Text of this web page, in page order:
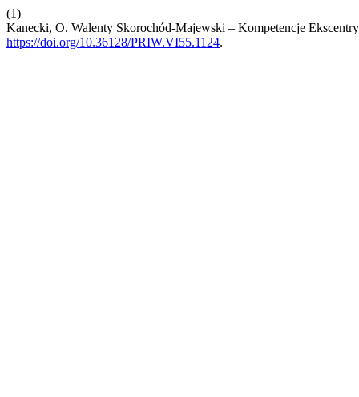
(1)
Kanecki, O. Walenty Skorochód-Majewski – Kompetencje
https://doi.org/10.36128/PRIW.VI55.1124.